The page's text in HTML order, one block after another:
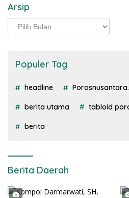
Arsip
Arsip
Populer Tag
headline
berita utama tabloid
berita
Berita Daerah